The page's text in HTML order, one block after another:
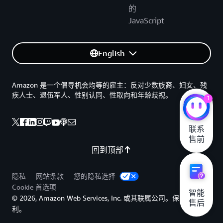
的
JavaScript
English
回到顶部
Amazon 是一个倡导机会均等的雇主：反对少数族裔、妇女、残
疾人士、退伍军人、性别认同、性取向和年龄歧视。
隐私 网站条款
您的隐私选择
Cookie 首选项
© 2026, Amazon Web Services, Inc. 或其联属公司。保留所有权
利。
1
联系
售前
智能
售后